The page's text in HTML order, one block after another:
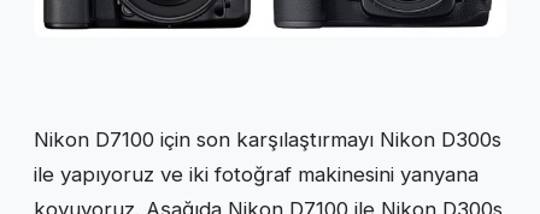
Nikon D7100 için son karşılaştırmayı Nikon D300s
ile yapıyoruz ve iki fotoğraf makinesini yanyana
koyuyoruz. Aşağıda Nikon D7100 ile Nikon D300s